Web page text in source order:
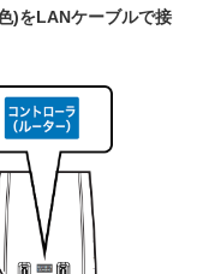
)をLANケーブルで接